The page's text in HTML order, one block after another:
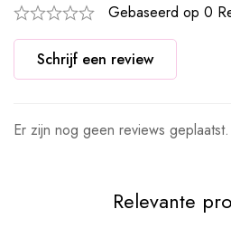
Gebaseerd op 0
Schrijf een review
Er zijn nog geen reviews geplaatst.
Relevante